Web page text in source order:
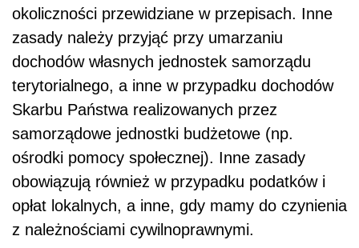
okoliczności przewidziane w przepisach. Inne
zasady należy przyjąć przy umarzaniu
dochodów własnych jednostek samorządu
terytorialnego, a inne w przypadku dochodów
Skarbu Państwa realizowanych przez
samorządowe jednostki budżetowe (np.
ośrodki pomocy społecznej). Inne zasady
obowiązują również w przypadku podatków i
opłat lokalnych, a inne, gdy mamy do czynienia
z należnościami cywilnoprawnymi.